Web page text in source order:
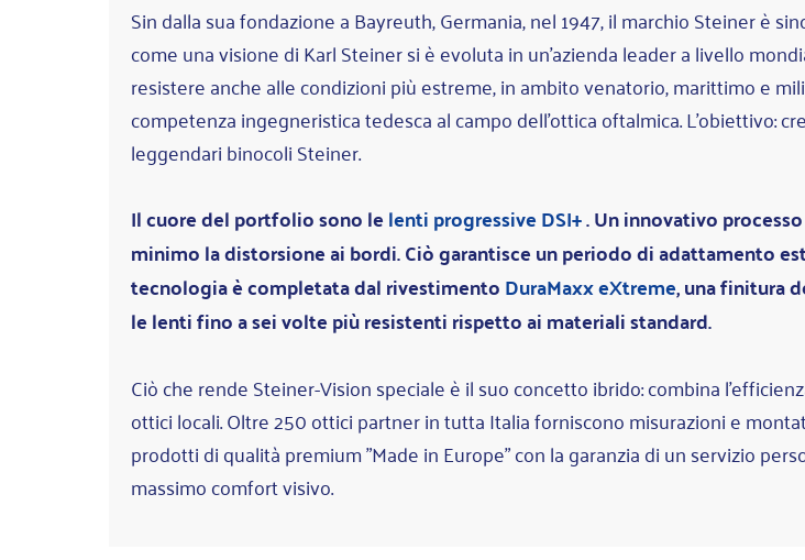
Sin dalla sua fondazione a Bayreuth, Germania, nel 1947, il marchio Steiner è
come una visione di Karl Steiner si è evoluta in un'azienda leader a livello
resistere anche alle condizioni più estreme, in ambito venatorio, marittimo e
competenza ingegneristica tedesca al campo dell'ottica oftalmica. L'obiettivo:
leggendari binocoli Steiner.
Il cuore del portfolio sono lelenti progressiveDSI+. Un innovativo
minimo la distorsione ai bordi. Ciò garantisce un periodo di adattamento
tecnologia è completata dal rivestimentoDuraMaxx eXtreme, una finitura
le lenti fino a sei volte più resistenti rispetto ai materiali standard.
Ciò che rende Steiner-Vision speciale è il suo concetto ibrido: combina
ottici locali. Oltre 250 ottici partner in tutta Italia forniscono misurazioni e
prodotti di qualità premium "Made in Europe" con la garanzia di un servizio
massimo comfort visivo.